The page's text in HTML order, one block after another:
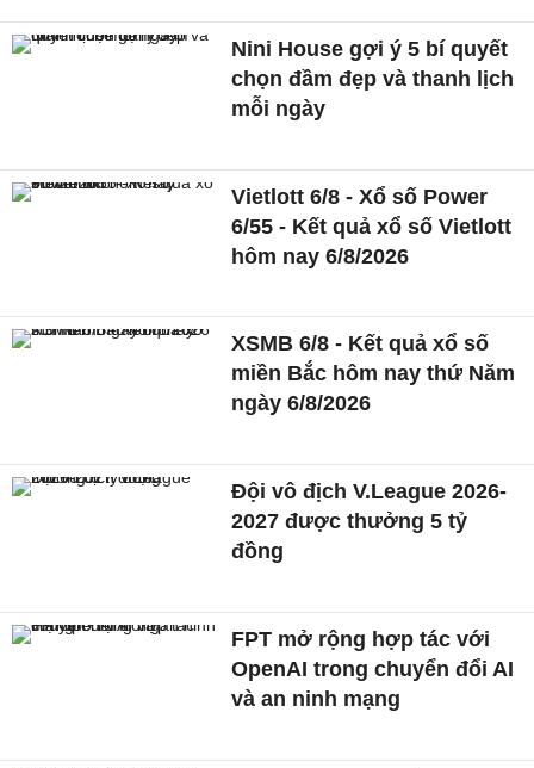
Nini House gợi ý 5 bí quyết
chọn đầm đẹp và thanh lịch
mỗi ngày
Vietlott 6/8 - Xổ số Power
6/55 - Kết quả xổ số Vietlott
hôm nay 6/8/2026
XSMB 6/8 - Kết quả xổ số
miền Bắc hôm nay thứ Năm
ngày 6/8/2026
Đội vô địch V.League 2026-
2027 được thưởng 5 tỷ
đồng
FPT mở rộng hợp tác với
OpenAI trong chuyển đổi AI
và an ninh mạng